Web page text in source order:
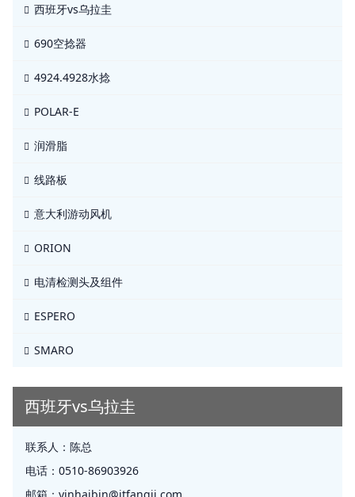
西班牙vs乌拉圭
690空捻器
4924.4928水捻
POLAR-E
润滑脂
线路板
意大利游动风机
ORION
电清检测头及组件
ESPERO
SMARO
西班牙vs乌拉圭
联系人： 陈总
电话： 0510-86903926